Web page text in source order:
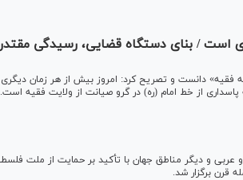
است / بنای دستگاه قضایی، رسیدگی
فقیه» دانست و تصریح کرد: امروز بیش از هر زمان
از خط امام (ره) در گرو صیانت از ولایت فقیه است.
و دیگر مناطق جهان با تأکید بر حمایت از ملت
قرن برگزار شد.